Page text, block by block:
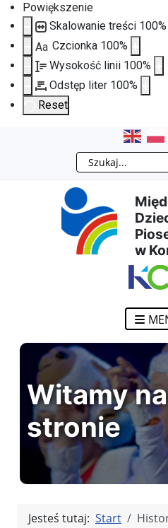
Powiększenie
Skalowanie treści 100%
Aa Czcionka 100%
Wysokość linii 100%
Odstęp liter 100%
Reset
Przejdź
treści
głównej
Przejdź
menu
Przejdź
wyszukiwarki
Przejdź
mapy
strony
Szukaj
w
Witamy
stronie
Jesteś tutaj: Start